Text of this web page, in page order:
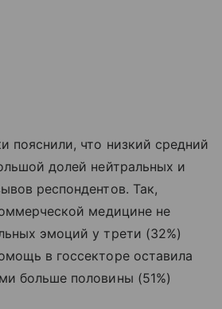
пояснили, что низкий средний
долей нейтральных и
респондентов. Так,
медицине не
эмоций у трети (32%)
в госсекторе оставила
больше половины (51%)